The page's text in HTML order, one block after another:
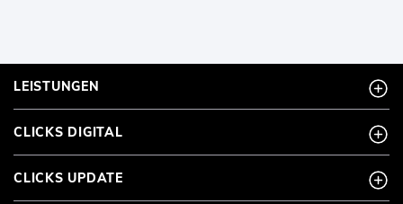
LEISTUNGEN
CLICKS DIGITAL
CLICKS UPDATE